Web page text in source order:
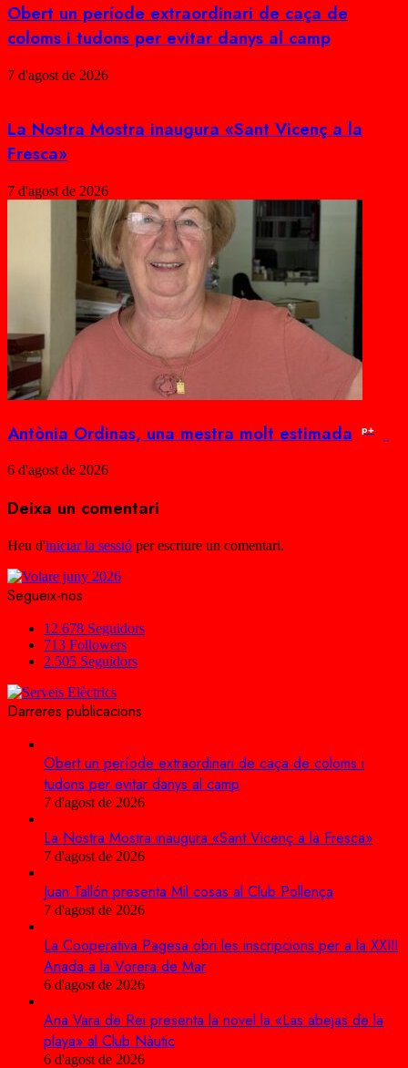
Obert un període extraordinari de caça de
coloms i tudons per evitar danys al camp
7 d'agost de 2026
La Nostra Mostra inaugura «Sant Vicenç a la
Fresca»
7 d'agost de 2026
Antònia Ordinas, una mestra molt estimada p+
6 d'agost de 2026
Deixa un comentari
Heu d'iniciar la sessió per escriure un comentari.
Segueix-nos
12.678 Seguidors
713 Followers
2.505 Seguidors
Darreres publicacions
Obert un període extraordinari de caça de coloms i
tudons per evitar danys al camp
7 d'agost de 2026
La Nostra Mostra inaugura «Sant Vicenç a la Fresca»
7 d'agost de 2026
Juan Tallón presenta Mil cosas al Club Pollença
7 d'agost de 2026
La Cooperativa Pagesa obri les inscripcions per a la XXIII
Anada a la Vorera de Mar
6 d'agost de 2026
Ana Vara de Rei presenta la novel·la «Las abejas de la
playa» al Club Nàutic
6 d'agost de 2026